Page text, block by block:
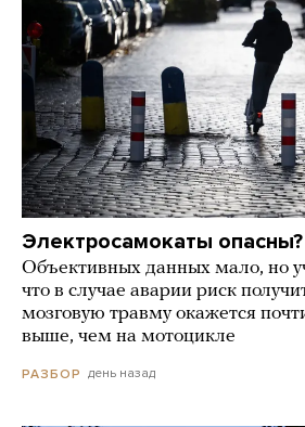
Электросамокаты опасны?
Объективных данных мало, но
что в случае аварии риск
мозговую травму окажется
выше, чем на мотоцикле
РАЗБОР день назад